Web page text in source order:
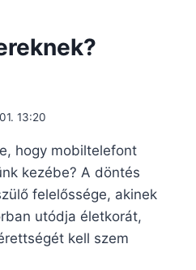
13:20
hogy mobiltelefont
kezébe? A döntés
felelőssége, akinek
utódja életkorát,
kell szem